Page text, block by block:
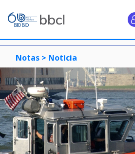
Notas > Noticia